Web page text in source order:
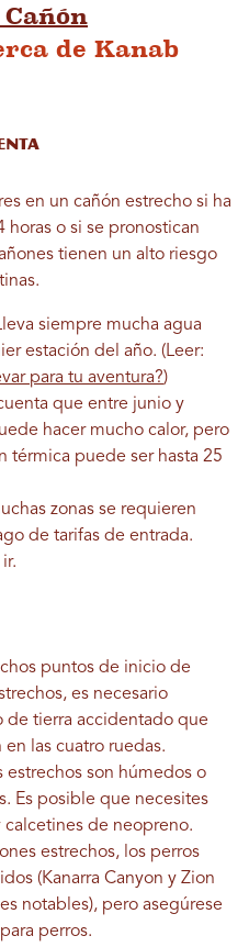
de Kanab
en un cañón estrecho si ha
horas o si se pronostican
tienen un alto riesgo
siempre mucha agua
estación del año. (Leer:
para tu aventura?)
que entre junio y
hacer mucho calor, pero
térmica puede ser hasta 25
zonas se requieren
de tarifas de entrada.
puntos de inicio de
es necesario
de tierra accidentado que
las cuatro ruedas.
estrechos son húmedos o
Es posible que necesites
de neopreno.
estrechos, los perros
(Kanarra Canyon y Zion
notables), pero asegúrese
perros.